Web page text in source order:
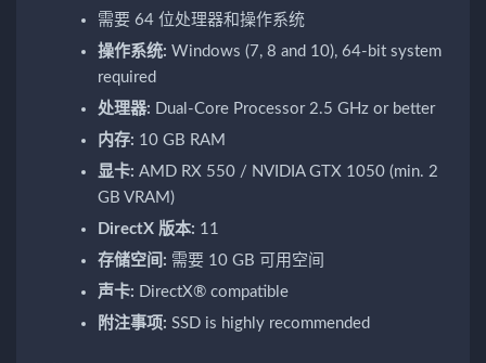
需要 64 位处理器和操作系统
操作系统: Windows (7, 8 and 10), 64-bit system
required
处理器: Dual-Core Processor 2.5 GHz or better
内存: 10 GB RAM
显卡: AMD RX 550 / NVIDIA GTX 1050 (min. 2
GB VRAM)
DirectX 版本: 11
存储空间: 需要 10 GB 可用空间
声卡: DirectX® compatible
附注事项: SSD is highly recommended